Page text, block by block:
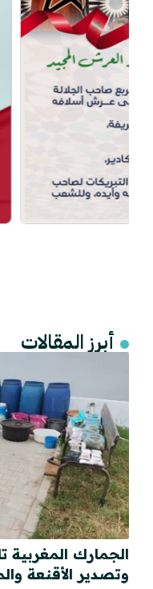
أبرز المقالات
الجمارك المغربية
وتصدير الأقنعة